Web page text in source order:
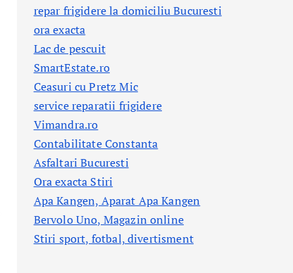
repar frigidere la domiciliu Bucuresti
ora exacta
Lac de pescuit
SmartEstate.ro
Ceasuri cu Pretz Mic
service reparatii frigidere
Vimandra.ro
Contabilitate Constanta
Asfaltari Bucuresti
Ora exacta Stiri
Apa Kangen, Aparat Apa Kangen
Bervolo Uno, Magazin online
Stiri sport, fotbal,divertisment